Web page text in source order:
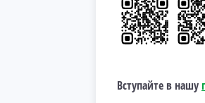
Вступайте в нашу